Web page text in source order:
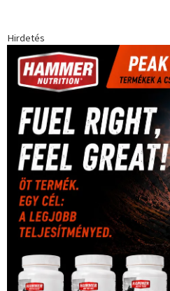
Hirdetés